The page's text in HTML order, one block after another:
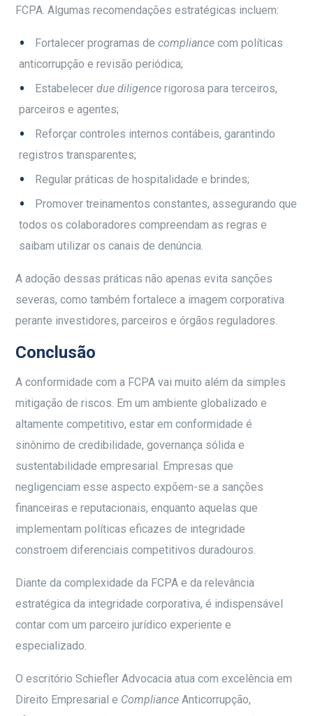
FCPA. Algumas recomendações estratégicas incluem:
Fortalecer programas decompliance com políticas
anticorrupção e revisão periódica;
Estabelecerdue diligence rigorosa para terceiros,
parceiros e agentes;
Reforçar controles internos contábeis, garantindo
registros transparentes;
Regular práticas de hospitalidade e brindes;
Promover treinamentos constantes, assegurando que
todos os colaboradores compreendam as regras e
saibam utilizar os canais de denúncia.
A adoção dessas práticas não apenas evita sanções
severas, como também fortalece a imagem corporativa
perante investidores, parceiros e órgãos reguladores.
Conclusão
A conformidade com a FCPA vai muito além da simples
mitigação de riscos. Em um ambiente globalizado e
altamente competitivo, estar em conformidade é
sinônimo de credibilidade, governança sólida e
sustentabilidade empresarial. Empresas que
negligenciam esse aspecto expõem-se a sanções
financeiras e reputacionais, enquanto aquelas que
implementam políticas eficazes de integridade
constroem diferenciais competitivos duradouros.
Diante da complexidade da FCPA e da relevância
estratégica da integridade corporativa, é indispensável
contar com um parceiro jurídico experiente e
especializado.
O escritório Schiefler Advocacia atua com excelência em
Direito Empresarial e Compliance Anticorrupção,